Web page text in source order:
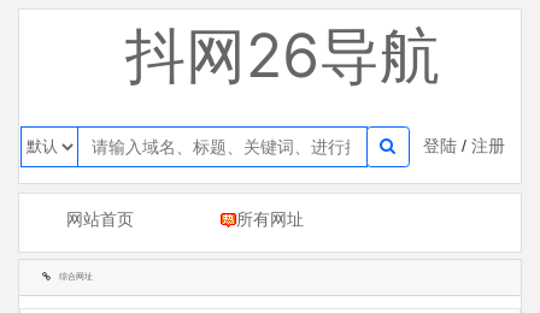
抖网26导航
登陆 /注册
网站首页 所有网址
综合网址